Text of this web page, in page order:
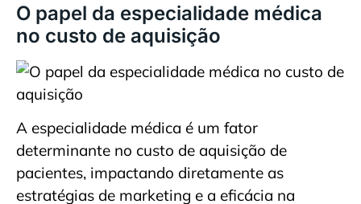
O papel da especialidade médica
no custo de aquisição
A especialidade médica é um fator
determinante no custo de aquisição de
pacientes, impactando diretamente as
estratégias de marketing e a eficácia na